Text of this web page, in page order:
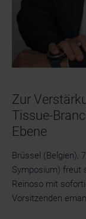
Zur
Tissue-
Ebene
Brüssel (Belgien),
Symposium) freut
Reinoso mit
Vorsitzenden